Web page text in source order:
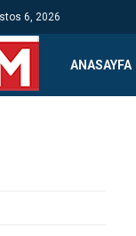
6, 2026
ANASAYFA